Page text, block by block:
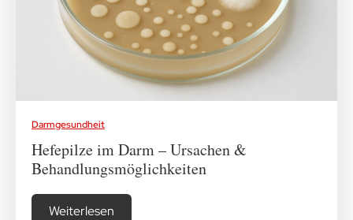
Medikamenten-Tipps
Ratgeber & Lebenshilfe
Darmgesundheit
Hefepilze im Darm – Ursachen &
Behandlungsmöglichkeiten
Weiterlesen